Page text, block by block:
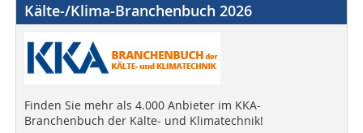
Kälte-/Klima-Branchenbuch 2026
Finden Sie mehr als 4.000 Anbieter im KKA-
Branchenbuch der Kälte- und Klimatechnik!